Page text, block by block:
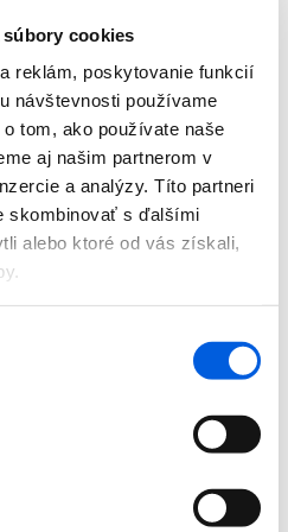
cookies
reklám, poskytovanie funkcií
návštevnosti používame
tom, ako používate naše
aj našim partnerom v
a analýzy. Títo partneri
skombinovať s ďalšími
alebo ktoré od vás získali,